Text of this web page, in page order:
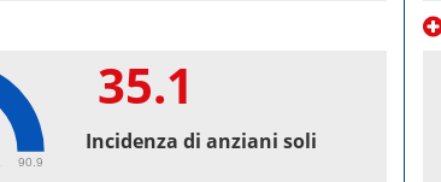
90.9
35.1
Incidenza di anziani soli